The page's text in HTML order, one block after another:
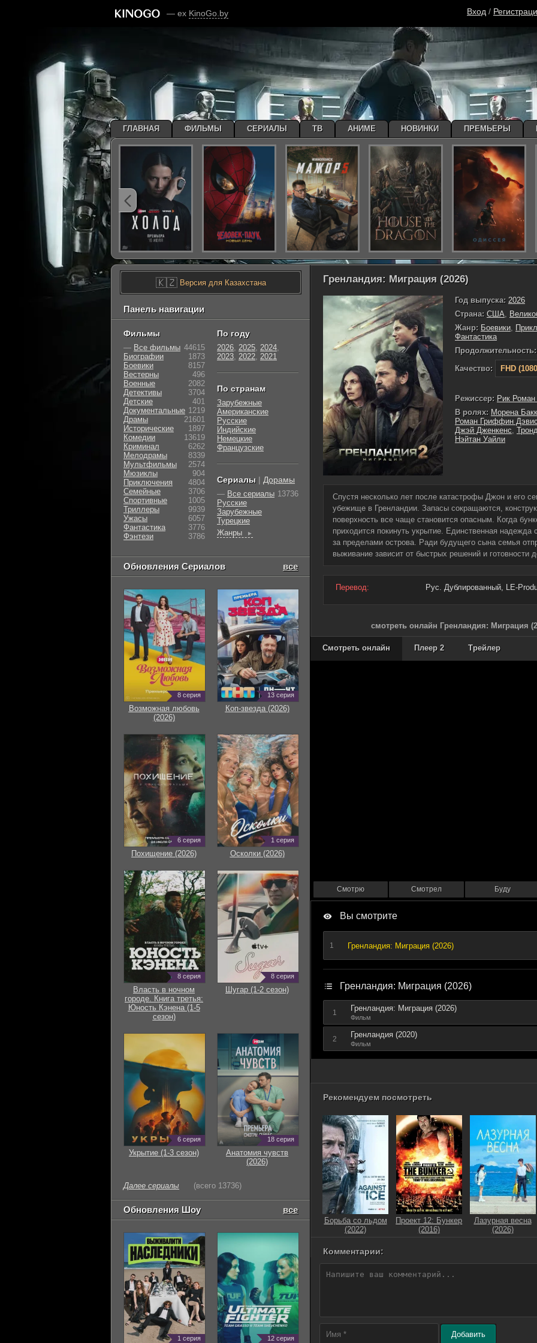
— ex KinoGo.by Вход /
Гренландия: Миграция (2026)
Год выпуска: 2026
Страна: США,
Жанр: Боевики,
Фантастика
Продолжительность:
Качество:
FHD
Режиссер: Рик
В ролях: Морена
Роман Гриффин Дэвис
Джэй Дженкенс,
Нэйтан Уайли
Спустя несколько лет после катастрофы Джон и его
убежище в Гренландии. Запасы сокращаются,
поверхность все чаще становится опасным. Когда
приходится покинуть укрытие. Единственная надежда
за пределами острова. Ради будущего сына семья
выживание зависит от быстрых решений и готовности
Перевод: Рус. Дублированный, LE-
смотреть онлайн Гренландия: Миграция
Смотреть онлайн Плеер 2 Трейлер
Смотрю Смотрел Буду
Вы смотрите
1 Гренландия: Миграция (2026)
Гренландия: Миграция (2026)
1 Гренландия: Миграция (2026)
Фильм
2 Гренландия (2020)
Фильм
Рекомендуем посмотреть
Борьба со льдом
(2022)
Проект 12: Бункер
(2016)
Лазурная весна
(2026)
Комментарии:
Добавить
🇰🇿Версия для Казахстана
Панель навигации
Фильмы
— Все фильмы 44615
Биографии
1873
Боевики
8157
Вестерны
496
Военные
2082
Детективы
3704
Детские
401
Документальные 1219
Драмы
21601
Исторические
1897
Комедии
13619
Криминал
6262
Мелодрамы
8339
Мультфильмы
2574
Мюзиклы
904
Приключения
4804
Семейные
3706
Cпортивные
1005
Триллеры
9939
Ужасы
6057
Фантастика
3776
Фэнтези
3786
По году
2026, 2025, 2024,
2023, 2022, 2021
По странам
Зарубежные
Американские
Русские
Индийские
Немецкие
Французские
Сериалы | Дорамы
— Все сериалы 13736
Русские
Зарубежные
Турецкие
Жанры
►
Обновления Сериалов все
8 серия
Возможная любовь
(2026)
13 серия
Коп-звезда (2026)
6 серия
Похищение (2026)
1 серия
Осколки (2026)
8 серия
Власть в ночном
городе. Книга третья:
Юность Кэнена (1-5
сезон)
8 серия
Шугар (1-2 сезон)
6 серия
Укрытие (1-3 сезон)
18 серия
Анатомия чувств
(2026)
Далее сериалы (всего 13736)
Обновления Шоу все
1 серия 12 серия
ГЛАВНАЯ ФИЛЬМЫ СЕРИАЛЫ ТВ АНИМЕ НОВИНКИ ПРЕМЬЕРЫ